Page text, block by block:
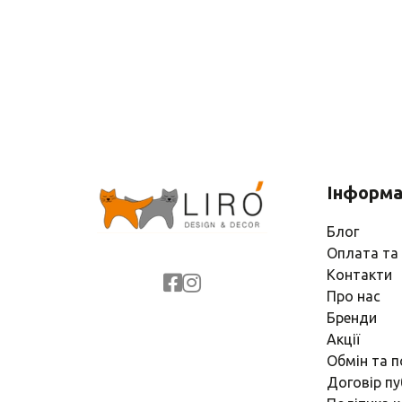
Блог
Оплата та
Контакти
Про нас
Бренди
Акції
Обмін та
Договір